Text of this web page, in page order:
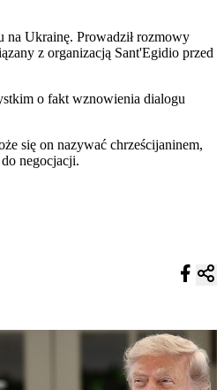
na Ukrainę. Prowadził rozmowy
z organizacją Sant'Egidio przed
o fakt wznowienia dialogu
się on nazywać chrześcijaninem,
negocjacji.